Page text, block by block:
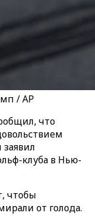
/ AP
что
заявил
клуба в Нью-
чтобы
от голода.